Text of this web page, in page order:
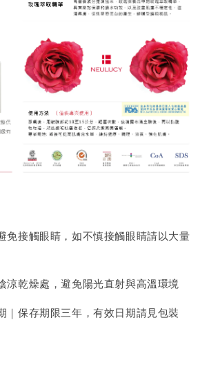
免接觸眼睛，如不慎接觸眼睛請以大量
涼乾燥處，避免陽光直射與高溫環境
｜保存期限三年，有效日期請見包裝